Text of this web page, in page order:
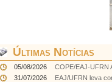
Últimas Notícias
05/08/2026
COPE/EAJ-UFRN
31/07/2026
EAJ/UFRN leva